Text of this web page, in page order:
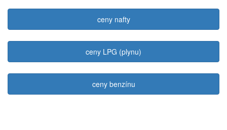
ceny nafty
ceny LPG (plynu)
ceny benzínu